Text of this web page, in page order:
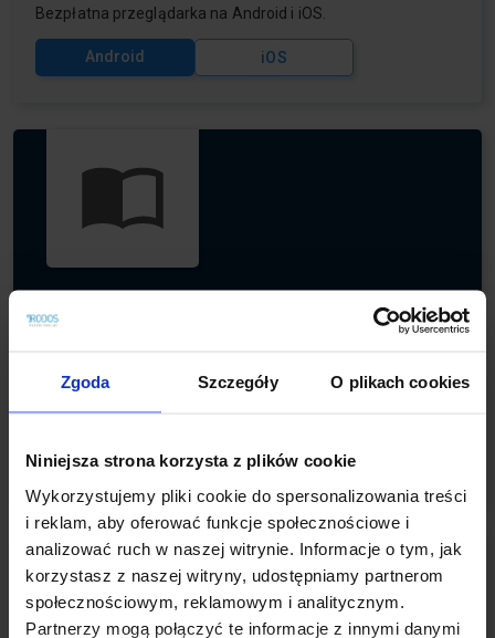
Zgoda Szczegóły O plikach cookies
Niniejsza strona korzysta z plików cookie
Wykorzystujemy pliki cookie do spersonalizowania treści
i reklam, aby oferować funkcje społecznościowe i
analizować ruch w naszej witrynie. Informacje o tym, jak
korzystasz z naszej witryny, udostępniamy partnerom
społecznościowym, reklamowym i analitycznym.
Partnerzy mogą połączyć te informacje z innymi danymi
Bezpłatna przeglądarka na Android i iOS.
Android iOS
Wydawnictwo
współpracy przy opracowaniu i wydaniu katalogów
Szczegóły